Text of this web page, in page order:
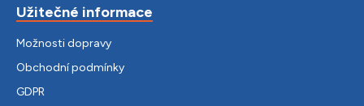
Užitečné informace
Možnosti dopravy
Obchodní podmínky
GDPR